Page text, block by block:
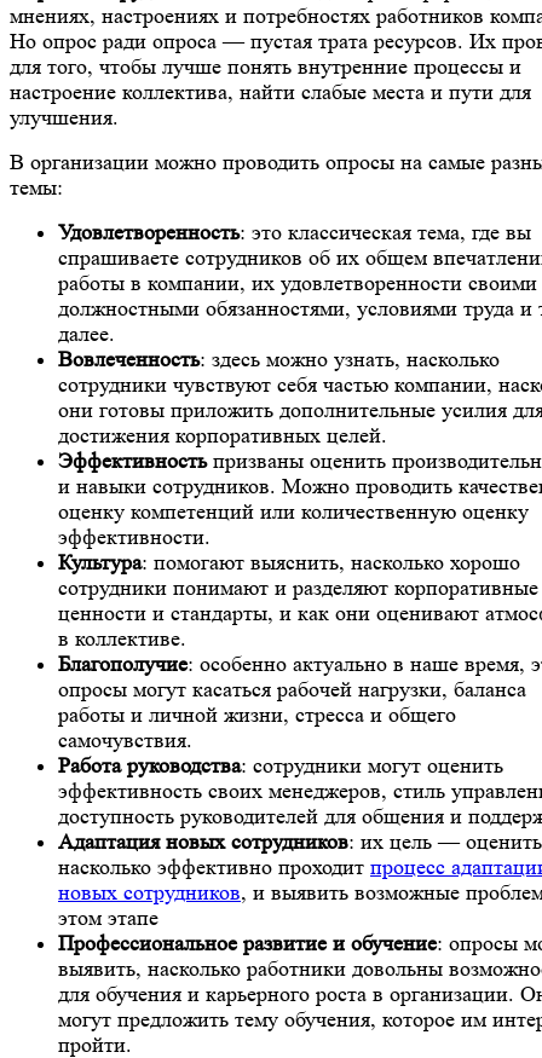
мнениях, настроениях и потребностях работников
Но опрос ради опроса — пустая трата ресурсов. Их
для того, чтобы лучше понять внутренние процессы и
настроение коллектива, найти слабые места и пути для
улучшения.
В организации можно проводить опросы на самые
темы:
Удовлетворенность: это классическая тема, где вы
спрашиваете сотрудников об их общем
работы в компании, их удовлетворенности своими
должностными обязанностями, условиями труда и
далее.
Вовлеченность: здесь можно узнать, насколько
сотрудники чувствуют себя частью компании,
они готовы приложить дополнительные усилия
достижения корпоративных целей.
Эффективностьпризваны оценить
и навыки сотрудников. Можно проводить
оценку компетенций или количественную оценку
эффективности.
Культура: помогают выяснить, насколько хорошо
сотрудники понимают и разделяют корпоративные
ценности и стандарты, и как они оценивают
в коллективе.
Благополучие: особенно актуально в наше время,
опросы могут касаться рабочей нагрузки, баланса
работы и личной жизни, стресса и общего
самочувствия.
Работа руководства: сотрудники могут оценить
эффективность своих менеджеров, стиль
доступность руководителей для общения и
Адаптация новых сотрудников: их цель —
насколько эффективно проходит процесс
новых сотрудников, и выявить возможные
этом этапе
Профессиональное развитие и обучение: опросы
выявить, насколько работники довольны
для обучения и карьерного роста в организации.
могут предложить тему обучения, которое им
пройти.